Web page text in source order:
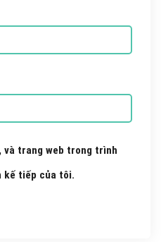
và trang web trong trình
kế tiếp của tôi.